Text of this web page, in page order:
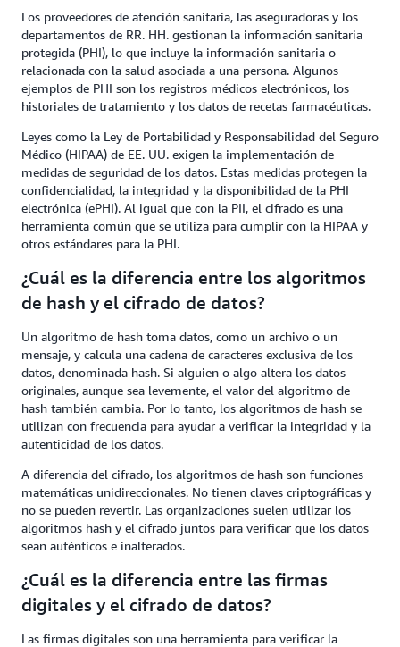
Los proveedores de atención sanitaria, las aseguradoras y los
departamentos de RR. HH. gestionan la información sanitaria
protegida (PHI), lo que incluye la información sanitaria o
relacionada con la salud asociada a una persona. Algunos
ejemplos de PHI son los registros médicos electrónicos, los
historiales de tratamiento y los datos de recetas farmacéuticas.
Leyes como la Ley de Portabilidad y Responsabilidad del Seguro
Médico (HIPAA) de EE. UU. exigen la implementación de
medidas de seguridad de los datos. Estas medidas protegen la
confidencialidad, la integridad y la disponibilidad de la PHI
electrónica (ePHI). Al igual que con la PII, el cifrado es una
herramienta común que se utiliza para cumplir con la HIPAA y
otros estándares para la PHI.
¿Cuál es la diferencia entre los algoritmos
de hash y el cifrado de datos?
Un algoritmo de hash toma datos, como un archivo o un
mensaje, y calcula una cadena de caracteres exclusiva de los
datos, denominada hash. Si alguien o algo altera los datos
originales, aunque sea levemente, el valor del algoritmo de
hash también cambia. Por lo tanto, los algoritmos de hash se
utilizan con frecuencia para ayudar a verificar la integridad y la
autenticidad de los datos.
A diferencia del cifrado, los algoritmos de hash son funciones
matemáticas unidireccionales. No tienen claves criptográficas y
no se pueden revertir. Las organizaciones suelen utilizar los
algoritmos hash y el cifrado juntos para verificar que los datos
sean auténticos e inalterados.
¿Cuál es la diferencia entre las firmas
digitales y el cifrado de datos?
Las firmas digitales son una herramienta para verificar la